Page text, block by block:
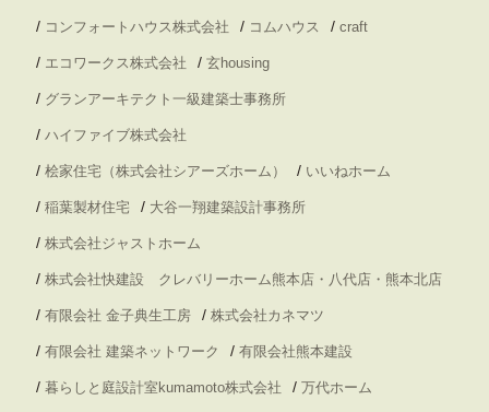
/ コンフォートハウス株式会社 / コムハウス / craft
/ エコワークス株式会社 / 玄housing
/ グランアーキテクト一級建築士事務所
/ ハイファイブ株式会社
/ 桧家住宅（株式会社シアーズホーム） / いいねホーム
/ 稲葉製材住宅 / 大谷一翔建築設計事務所
/ 株式会社ジャストホーム
/ 株式会社快建設 クレバリーホーム熊本店・八代店・熊本北店
/ 有限会社 金子典生工房 / 株式会社カネマツ
/ 有限会社 建築ネットワーク / 有限会社熊本建設
/ 暮らしと庭設計室kumamoto株式会社 / 万代ホーム